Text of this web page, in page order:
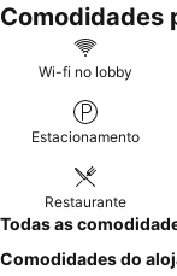
Comodidades
Wi-fi no lobby
Estacionamento
Restaurante
Todas as
Comodidades do